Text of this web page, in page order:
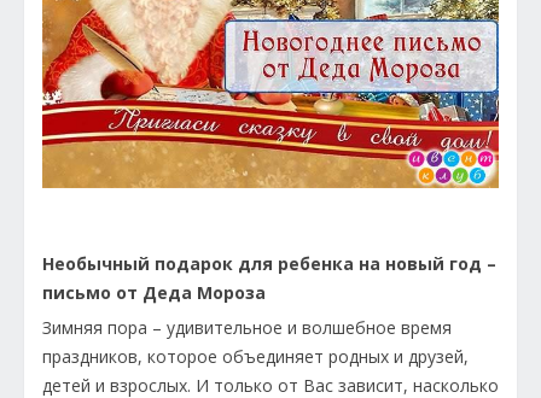
Необычный подарок для ребенка на новый год –
письмо от Деда Мороза
Зимняя пора – удивительное и волшебное время
праздников, которое объединяет родных и друзей,
детей и взрослых. И только от Вас зависит, насколько